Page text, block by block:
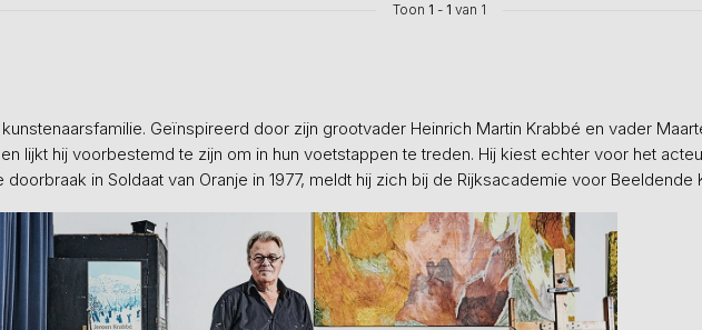
Toon 1 - 1 van 1
Geïnspireerd door zijn grootvader Heinrich Martin Krabbé en vader
lijkt hij voorbestemd te zijn om in hun voetstappen te treden. Hij kiest echter voor het
doorbraak in Soldaat van Oranje in 1977, meldt hij zich bij de Rijksacademie voor Beeldende